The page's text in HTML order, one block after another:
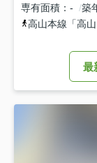
専有面積
- 築
高山本線 「高山
最